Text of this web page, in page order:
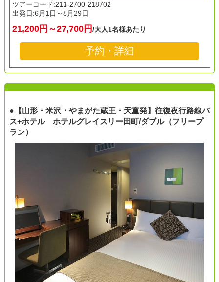
ツアーコード:211-2700-218702
出発日:6月1日～8月29日
21,200円～27,700円/大人1名様あたり
予約・詳細
●【山形・米沢・やまがた蔵王・天童発】往復夜行路線バ
ス+ホテル ホテルグレイスリー田町/ダブル（フリープ
ラン）